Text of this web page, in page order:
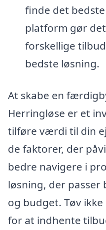
finde det
platform gør
forskellige
bedste løsning.
At skabe en
Herringløse er et
tilføre værdi til din
de faktorer, der
bedre navigere i
løsning, der passer
og budget. Tøv
for at indhente